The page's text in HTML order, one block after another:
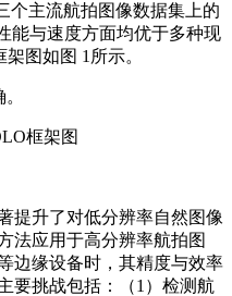
个主流航拍图像数据集上的
能与速度方面均优于多种现
图如图 1所示。
框架图
提升了对低分辨率自然图像
法应用于高分辨率航拍图
边缘设备时，其精度与效率
要挑战包括：（1）检测航